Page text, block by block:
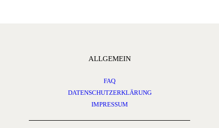
ALLGEMEIN
FAQ
DATENSCHUTZERKLÄRUNG
IMPRESSUM